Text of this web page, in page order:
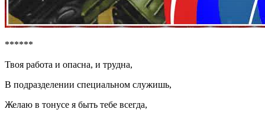
******
Твоя работа и опасна, и трудна,
В подразделении специальном служишь,
Желаю в тонусе я быть тебе всегда,